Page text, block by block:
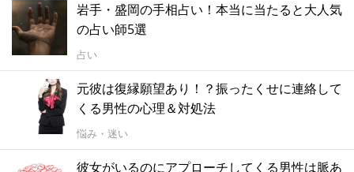
岩手・盛岡の手相占い！本当に当たると大人気
の占い師5選
占い
元彼は復縁願望あり！？振ったくせに連絡して
くる男性の心理＆対処法
悩み・迷い
彼女がいるのにアプローチしてくる男性は脈あ